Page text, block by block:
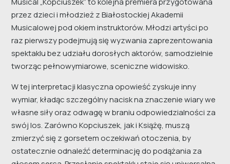
przez dzieci i młodzież z Białostockiej Akademii
Musicalowej pod okiem instruktorów. Młodzi artyści po
raz pierwszy podejmują się wyzwania zaprezentowania
spektaklu bez udziału dorosłych aktorów, samodzielnie
tworząc pełnowymiarowe, sceniczne widowisko.
W tej interpretacji klasyczna opowieść zyskuje inny
wymiar, kładąc szczególny nacisk na znaczenie wiary we
własne siły oraz odwagę w braniu odpowiedzialności za
swój los. Zarówno Kopciuszek, jak i Książę, muszą
zmierzyć się z gorsetem oczekiwań otoczenia, by
ostatecznie odnaleźć determinację do podążania za